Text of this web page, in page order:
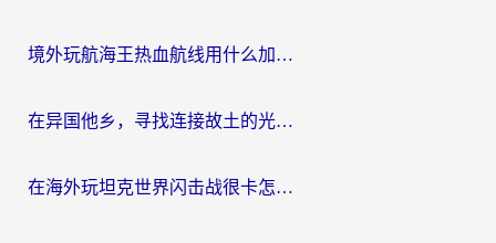
境外玩航海王热血航线用什么加速器？2026海外玩家实测最优方案（附欧洲问道堡垒前线加速技巧）
在异国他乡，寻找连接故土的光明大陆免费加速器
在海外玩坦克世界闪击战很卡怎么办？老玩家亲测有效的加速器选择指南